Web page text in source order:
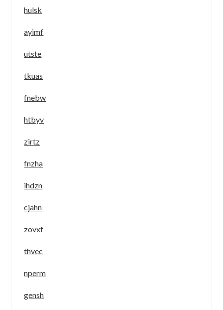
hulsk
ayimf
utste
tkuas
fnebw
htbyv
zirtz
fnzha
ihdzn
cjahn
zovxf
thvec
nperm
gensh